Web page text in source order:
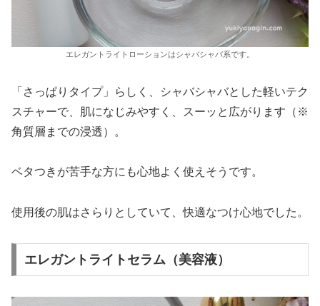
エレガントライトローションはシャバシャバ系です。
「さっぱりタイプ」らしく、シャバシャバとした軽いテク
スチャーで、肌になじみやすく、スーッと広がります（※
角質層までの浸透）。
ベタつきが苦手な方にも心地よく使えそうです。
使用後の肌はさらりとしていて、快適なつけ心地でした。
エレガントライトセラム（美容液）